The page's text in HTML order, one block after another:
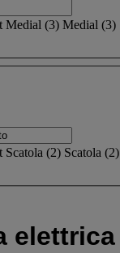
Medial (3) Medial (3)
Scatola (2) Scatola (2)
elettrica